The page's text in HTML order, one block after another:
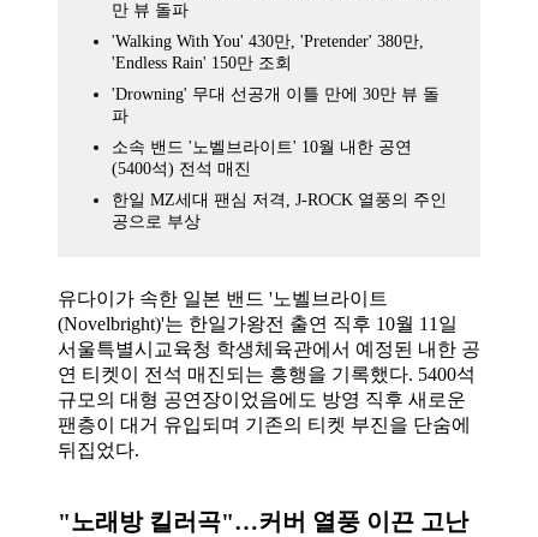
만 뷰 돌파
'Walking With You' 430만, 'Pretender' 380만,
'Endless Rain' 150만 조회
'Drowning' 무대 선공개 이틀 만에 30만 뷰 돌
파
소속 밴드 '노벨브라이트' 10월 내한 공연
(5400석) 전석 매진
한일 MZ세대 팬심 저격, J-ROCK 열풍의 주인
공으로 부상
유다이가 속한 일본 밴드 '노벨브라이트
(Novelbright)'는 한일가왕전 출연 직후 10월 11일
서울특별시교육청 학생체육관에서 예정된 내한 공
연 티켓이 전석 매진되는 흥행을 기록했다. 5400석
규모의 대형 공연장이었음에도 방영 직후 새로운
팬층이 대거 유입되며 기존의 티켓 부진을 단숨에
뒤집었다.
"노래방 킬러곡"…커버 열풍 이끈 고난